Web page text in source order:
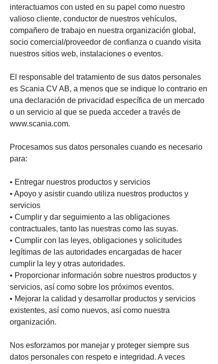
interactuamos con usted en su papel como nuestro
valioso cliente, conductor de nuestros vehículos,
compañero de trabajo en nuestra organización global,
socio comercial/proveedor de confianza o cuando visita
nuestros sitios web, instalaciones o eventos.
El responsable del tratamiento de sus datos personales
es Scania CV AB, a menos que se indique lo contrario en
una declaración de privacidad específica de un mercado
o un servicio al que se pueda acceder a través de
www.scania.com.
Procesamos sus datos personales cuando es necesario
para:
• Entregar nuestros productos y servicios
• Apoyo y asistir cuando utiliza nuestros productos y
servicios
• Cumplir y dar seguimiento a las obligaciones
contractuales, tanto las nuestras como las suyas.
• Cumplir con las leyes, obligaciones y solicitudes
legítimas de las autoridades encargadas de hacer
cumplir la ley y otras autoridades.
• Proporcionar información sobre nuestros productos y
servicios, así como sobre los próximos eventos.
• Mejorar la calidad y desarrollar productos y servicios
existentes, así como nuevos, así como nuestra
organización.
Nos esforzamos por manejar y proteger siempre sus
datos personales con respeto e integridad. A veces